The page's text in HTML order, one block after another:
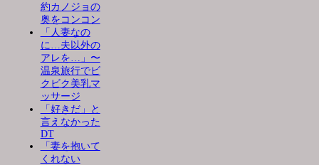
約カノジョの
奥をコンコン
「人妻なの
に…夫以外の
アレを…」〜
温泉旅行でビ
クビク美乳マ
ッサージ
「好きだ」と
言えなかった
DT
「妻を抱いて
くれない